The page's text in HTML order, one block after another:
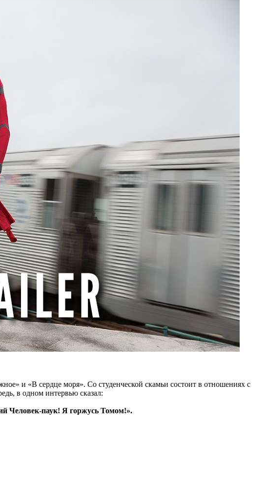
и «В сердце моря». Со студенческой скамьи состоит в отношениях с
в одном интервью сказал:
Человек-паук! Я горжусь Томом!».